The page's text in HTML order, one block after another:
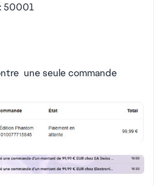
50001
une seule commande